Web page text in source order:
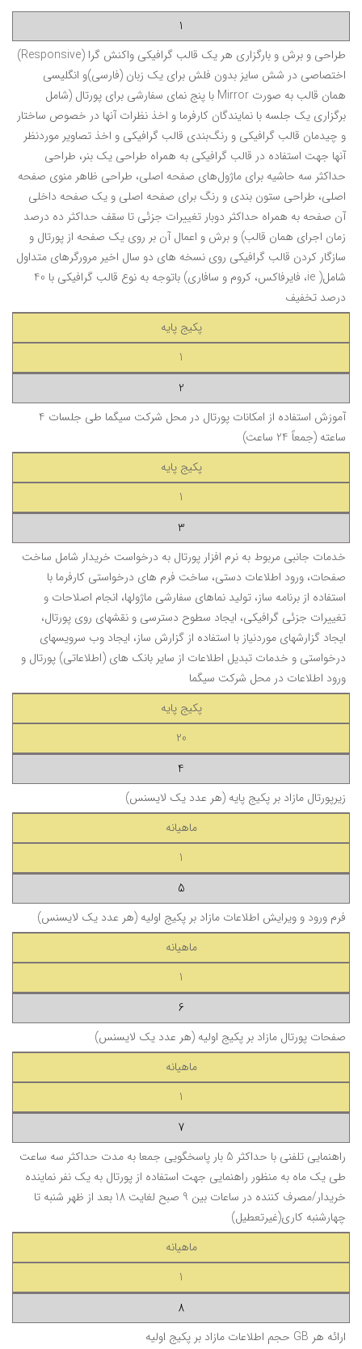
1
طراحی و برش و بارگزاری هر یک قالب گرافیکی واکنش گرا (Responsive)
اختصاصی در شش سایز بدون فلش برای یک زبان (فارسی)و انگلیسی
همان قالب به صورت Mirror با پنج نمای سفارشی برای پورتال (شامل
برگزاری یک جلسه با نمایندگان کارفرما و اخذ نظرات آنها در خصوص ساختار
و چیدمان قالب گرافیکی و رنگ‌بندی قالب گرافیکی و اخذ تصاویر موردنظر
آنها جهت استفاده در قالب گرافیکی به همراه طراحی یک بنر، طراحی
حداکثر سه حاشیه برای ماژول‌های صفحه اصلی، طراحی ظاهر منوی صفحه
اصلی، طراحی ستون بندی و رنگ برای صفحه اصلی و یک صفحه داخلی
آن صفحه به همراه حداکثر دوبار تغییرات جزئی تا سقف حداکثر ده درصد
زمان اجرای همان قالب) و برش و اعمال آن بر روی یک صفحه از پورتال و
سازگار کردن قالب گرافیکی روی نسخه های دو سال اخیر مرورگرهای متداول
شامل( ie، فایرفاکس، کروم و سافاری) باتوجه به نوع قالب گرافیکی با
40
درصد تخفیف
پکیج پایه
1
2
آموزش استفاده از امکانات پورتال در محل شرکت سیگما طی جلسات 4
ساعته (جمعاً 24 ساعت)
پکیج پایه
1
3
خدمات جانبی مربوط به نرم افزار پورتال به درخواست خریدار شامل ساخت
صفحات، ورود اطلاعات دستی، ساخت فرم های درخواستی کارفرما با
استفاده از برنامه ساز، تولید نماهای سفارشی ماژولها، انجام اصلاحات و
تغییرات جزئی گرافیکی، ایجاد سطوح دسترسی و نقشهای روی پورتال،
ایجاد گزارشهای موردنیاز با استفاده از گزارش ساز، ایجاد وب سرویسهای
درخواستی و خدمات تبدیل اطلاعات از سایر بانک های (اطلاعاتی) پورتال و
ورود اطلاعات در محل شرکت سیگما
پکیج پایه
20
4
زیرپورتال مازاد بر پکیج پایه (هر عدد یک لایسنس)
ماهیانه
1
5
فرم ورود و ویرایش اطلاعات مازاد بر پکیج اولیه (هر عدد یک لایسنس)
ماهیانه
1
6
صفحات پورتال مازاد بر پکیج اولیه (هر عدد یک لایسنس)
ماهیانه
1
7
راهنمایی تلفنی
با حداکثر 5 بار پاسخگویی جمعا به مدت حداکثر سه ساعت
طی یک ماه به منظور راهنمایی جهت استفاده از پورتال به یک نفر نماینده
خریدار/مصرف کننده در ساعات بین 9 صبح لغایت 18 بعد از ظهر شنبه تا
چهارشنبه کاری(غیرتعطیل)
ماهیانه
1
8
ارائه هر GB حجم اطلاعات مازاد بر پکیج اولیه